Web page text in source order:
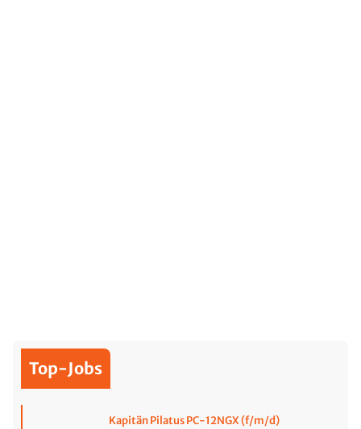
Top-Jobs
Kapitän Pilatus PC-12NGX (f/m/d)